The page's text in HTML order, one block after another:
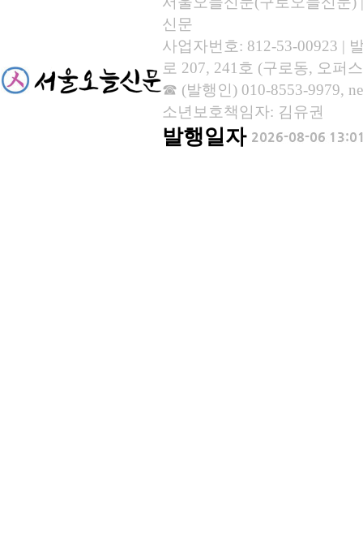
신문
사업자번호: 812-53-00923 |
로 207, 241호 (구로동, 오퍼
☎ (발행인) 010-8553-9979,
소년보호책임자: 김유권
발행일자